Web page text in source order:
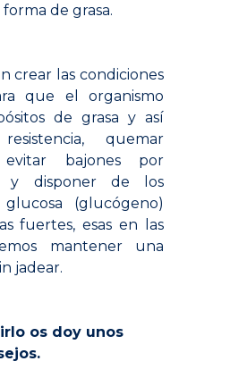
de grasa.
crear las condiciones
que el organismo
de grasa y así
quemar
evitar bajones por
y disponer de los
(glucógeno)
fuertes, esas en las
mantener una
jadear.
os doy unos